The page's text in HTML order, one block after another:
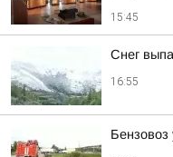
15:45
Снег
16:55